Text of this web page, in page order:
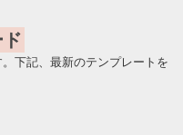
下記、最新のテンプレートを